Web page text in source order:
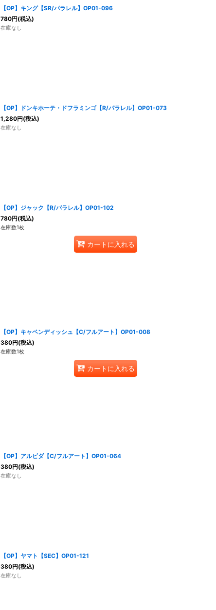
【OP】キング【SR/パラレル】OP01-096
780円(税込)
在庫なし
【OP】ドンキホーテ・ドフラミンゴ【R/パラレル】OP01-073
1,280円(税込)
在庫なし
【OP】ジャック【R/パラレル】OP01-102
780円(税込)
在庫数1枚
カートに入れる
【OP】キャベンディッシュ【C/フルアート】OP01-008
380円(税込)
在庫数1枚
カートに入れる
【OP】アルビダ【C/フルアート】OP01-064
380円(税込)
在庫なし
【OP】ヤマト【SEC】OP01-121
380円(税込)
在庫なし